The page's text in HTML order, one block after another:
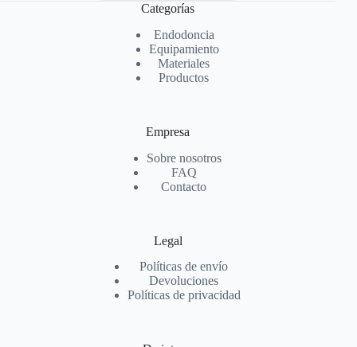
Categorías
Endodoncia
Equipamiento
Materiales
Productos
Empresa
Sobre nosotros
FAQ
Contacto
Legal
Políticas de envío
Devoluciones
Políticas de privacidad